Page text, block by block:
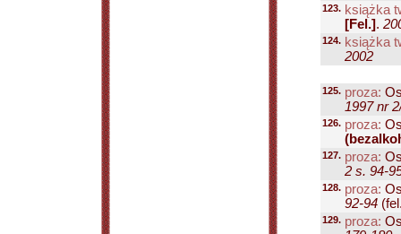
123. książka
[Fel.].
124. książka
2002
125. proza:
1997 nr
126. proza:
127. proza:
2 s. 94-
128. proza:
92-94
129. proza: